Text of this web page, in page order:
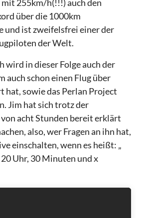
255km/h(!!!) auch den
über die 1000km
und ist zweifelsfrei einer der
der Welt.
wird in dieser Folge auch der
auch schon einen Flug über
hat, sowie das Perlan Project
Jim hat sich trotz der
acht Stunden bereit erklärt
also, wer Fragen an ihn hat,
einschalten, wenn es heißt: „
Uhr, 30 Minuten und x